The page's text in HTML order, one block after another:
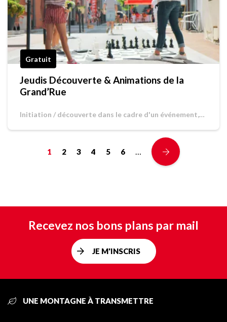
Gratuit
Jeudis Découverte & Animations de la
Grand’Rue
Initiation / découverte dans le cadre d'un événement,
1 2 3 4 5 6 …
Recevez nos bons plans par mail
JE M'INSCRIS
UNE MONTAGNE À TRANSMETTRE